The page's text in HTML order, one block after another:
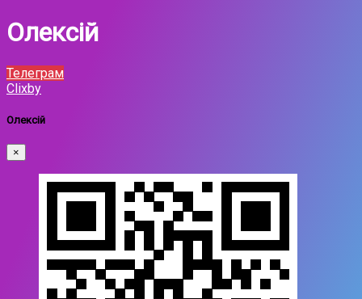
Олексій
Телеграм
Clixby
Олексій
×